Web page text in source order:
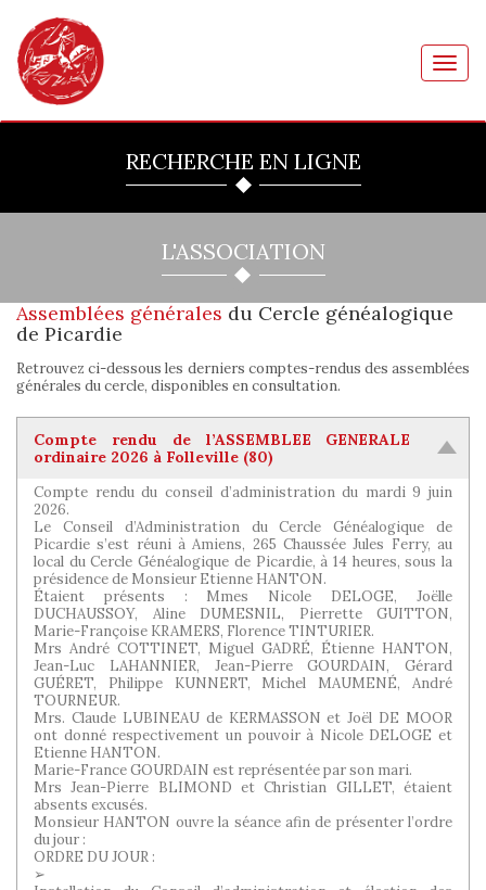
RECHERCHE EN LIGNE
L'ASSOCIATION
Assemblées générales du Cercle généalogique
de Picardie
Retrouvez ci-dessous les derniers comptes-rendus des assemblées
générales du cercle, disponibles en consultation.
Compte rendu de l’ASSEMBLEE GENERALE
ordinaire 2026 à Folleville (80)
Compte rendu du conseil d’administration du mardi 9 juin
2026.
Le Conseil d’Administration du Cercle Généalogique de
Picardie s’est réuni à Amiens, 265 Chaussée Jules Ferry, au
local du Cercle Généalogique de Picardie, à 14 heures, sous la
présidence de Monsieur Etienne HANTON.
Étaient présents : Mmes Nicole DELOGE, Joëlle
DUCHAUSSOY, Aline DUMESNIL, Pierrette GUITTON,
Marie-Françoise KRAMERS, Florence TINTURIER.
Mrs André COTTINET, Miguel GADRÉ, Étienne HANTON,
Jean-Luc LAHANNIER, Jean-Pierre GOURDAIN, Gérard
GUÉRET, Philippe KUNNERT, Michel MAUMENÉ, André
TOURNEUR.
Mrs. Claude LUBINEAU de KERMASSON et Joël DE MOOR
ont donné respectivement un pouvoir à Nicole DELOGE et
Etienne HANTON.
Marie-France GOURDAIN est représentée par son mari.
Mrs Jean-Pierre BLIMOND et Christian GILLET, étaient
absents excusés.
Monsieur HANTON ouvre la séance afin de présenter l’ordre
du jour :
ORDRE DU JOUR :
➢